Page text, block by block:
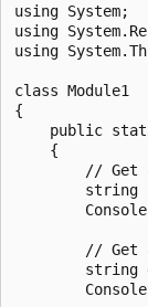
using System;
using
using
class Module1
{
public
    {
// Get
string
// Get
string